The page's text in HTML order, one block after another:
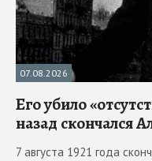
07.08.2026
Его убило
назад скончался
7 августа 1921 года